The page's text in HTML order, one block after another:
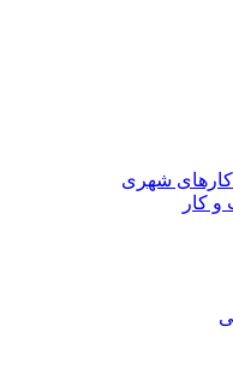
ایران – کتاب نخبگان قرن 15 – کتاب نخبگان
شهری
کار